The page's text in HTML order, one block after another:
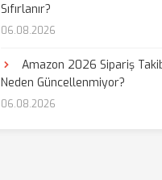
Sıfırlanır?
06.08.2026
Amazon 2026 Sipariş
Neden Güncellenmiyor?
06.08.2026